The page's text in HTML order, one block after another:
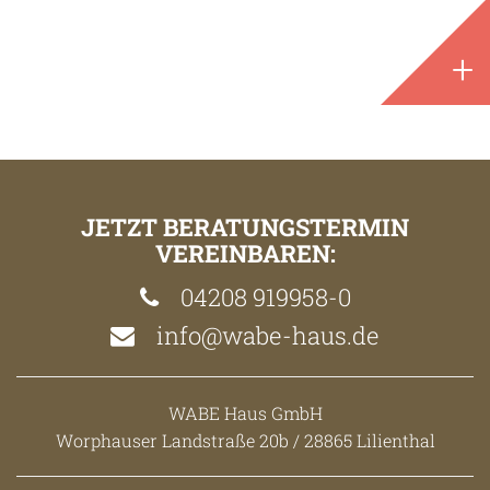
+
JETZT BERATUNGSTERMIN
VEREINBAREN:
04208 919958-0
info@wabe-haus.de
WABE Haus GmbH
Worphauser Landstraße 20b / 28865 Lilienthal